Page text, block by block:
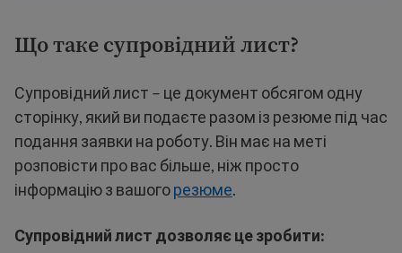
Що таке супровідний лист?
Супровідний лист – це документ обсягом одну
сторінку, який ви подаєте разом із резюме під час
подання заявки на роботу. Він має на меті
розповісти про вас більше, ніж просто
інформацію з вашогорезюме.
Супровідний лист дозволяє це зробити: